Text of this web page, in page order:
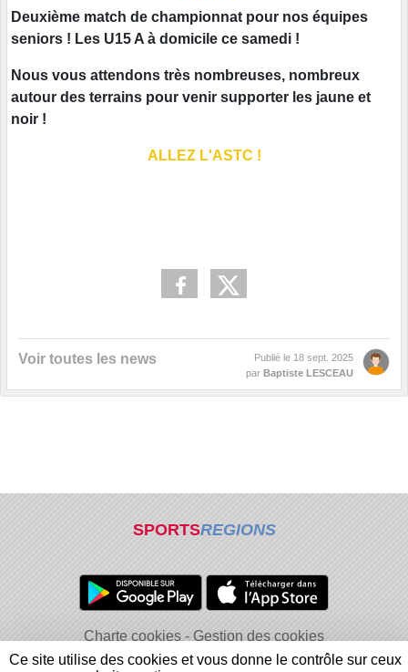
Deuxième match de championnat pour nos équipes
seniors ! Les U15 A à domicile ce samedi !
Nous vous attendons très nombreuses, nombreux
autour des terrains pour venir supporter les jaune et
noir !
ALLEZ L'ASTC !
Voir toutes les news Publié le 18 sept. 2025
par Baptiste LESCEAU
SPORTSREGIONS
Charte cookies
Gestion des cookies
Informations légales
Signaler un contenu inapproprié
Ce site utilise des cookies et vous donne le contrôle sur ceux